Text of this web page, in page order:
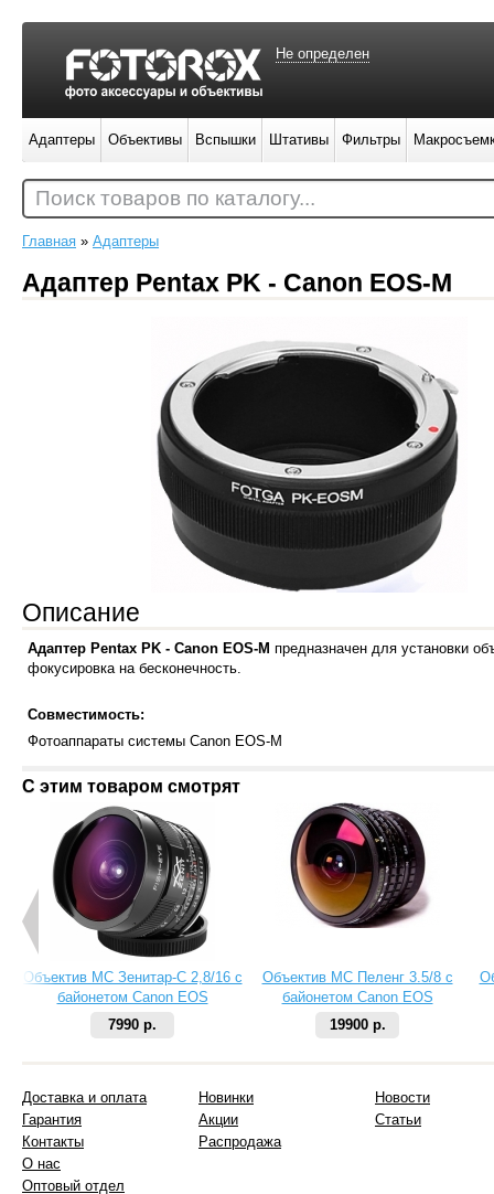
Главная » Адаптеры
Адаптер Pentax PK - Canon EOS-M
Описание
Адаптер Pentax PK - Сanon EOS-M предназначен для установки
фокусировка на бесконечность.
Совместимость:
Фотоаппараты системы Canon EOS-M
С этим товаром смотрят
Объектив МС Зенитар-C 2,8/16 с
байонетом Canon EOS
7990 р.
Объектив МС Пеленг 3.5/8 с
байонетом Canon EOS
19900 р.
Не определен
Адаптеры Объективы Вспышки Штативы Фильтры
Поиск товаров по каталогу...
Доставка и оплата
Гарантия
Контакты
О нас
Оптовый отдел
Новинки
Акции
Распродажа
Новости
Статьи